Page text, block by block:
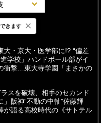
週間
大・京大・医学部に!? “偏差
学校」ハンドボール部がイ
衝撃…東大寺学園「まさかの
ラスを破壊、相手のセカンド
」阪神“不動の中軸”佐藤輝
が語る高校時代の《サトテル
きます ×